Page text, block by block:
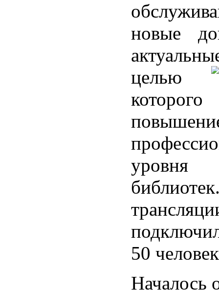
новые
целью
уровня
50
Началось